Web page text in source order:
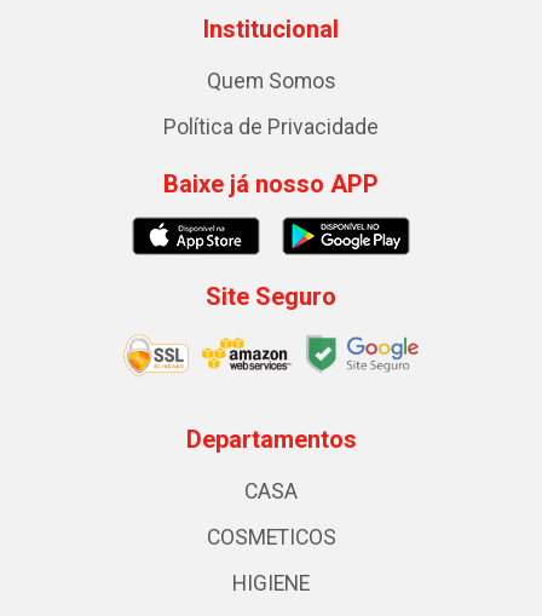
Institucional
Quem Somos
Política de Privacidade
Baixe já nosso APP
Site Seguro
Departamentos
CASA
COSMETICOS
HIGIENE